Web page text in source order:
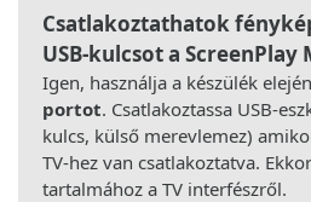
Csatlakoztathatok
USB-kulcsot a ScreenPlay
Igen, használja a készülék
portot. Csatlakoztassa USB-
kulcs, külső merevlemez)
TV-hez van csatlakoztatva.
tartalmához a TV interfészről.